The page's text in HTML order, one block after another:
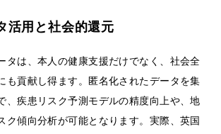
活用と社会的還元
タは、本人の健康支援だけでなく、社会全
も貢献し得ます。匿名化されたデータを集
、疾患リスク予測モデルの精度向上や、地
ク傾向分析が可能となります。実際、英国